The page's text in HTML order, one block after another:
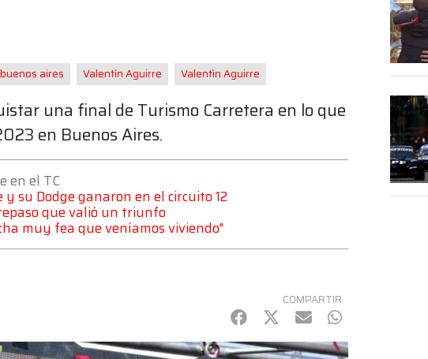
buenos aires Valentín Aguirre Valentìn Aguirre
una final de Turismo Carretera en lo que
en Buenos Aires.
en el TC
su Dodge ganaron en el circuito 12
que valió un triunfo
muy fea que veníamos viviendo"
COMPARTIR
Facebook
Twitter
mail WhatsApp